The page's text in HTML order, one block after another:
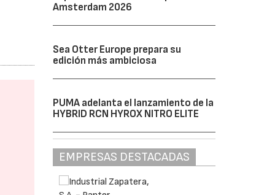
Amsterdam 2026
Sea Otter Europe prepara su
edición más ambiciosa
PUMA adelanta el lanzamiento de la
HYBRID RCN HYROX NITRO ELITE
EMPRESAS DESTACADAS